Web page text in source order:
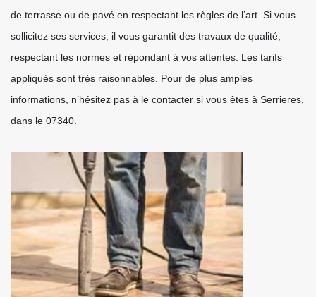
de terrasse ou de pavé en respectant les règles de l’art. Si vous
sollicitez ses services, il vous garantit des travaux de qualité,
respectant les normes et répondant à vos attentes. Les tarifs
appliqués sont très raisonnables. Pour de plus amples
informations, n’hésitez pas à le contacter si vous êtes à Serrieres,
dans le 07340.